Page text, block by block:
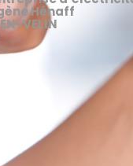
Hénaff
VELIN